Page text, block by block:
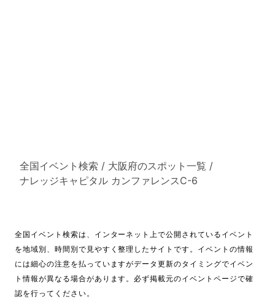
全国イベント検索 / 大阪府のスポット一覧 /
ナレッジキャピタル カンファレンスC-6
全国イベント検索は、インターネット上で公開されているイベント
を地域別、時間別で見やすく整理したサイトです。イベントの情報
には細心の注意を払っていますがデータ更新のタイミングでイベン
ト情報が異なる場合があります。必ず掲載元のイベントページで確
認を行ってください。